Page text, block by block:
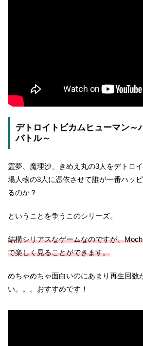
デトロイトビカムヒューマン～
バトル～
霊夢、魔理沙、きめえ丸の3人をデトロ
場人物の3人に憑依させて誰が一番ハッ
るのか？
ということを争うこのシリーズ。
結構シリアスなゲームなのですが、
で楽しく見ることができます。
めちゃめちゃ面白いのにあまり再生回数
い。。。おすすめです！